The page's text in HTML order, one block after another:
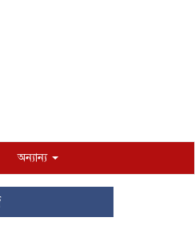
অন্যান্য